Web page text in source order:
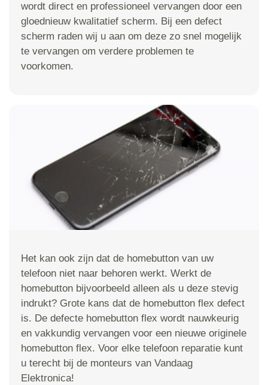
wordt direct en professioneel vervangen door een
gloednieuw kwalitatief scherm. Bij een defect
scherm raden wij u aan om deze zo snel mogelijk
te vervangen om verdere problemen te
voorkomen.
Het kan ook zijn dat de homebutton van uw
telefoon niet naar behoren werkt. Werkt de
homebutton bijvoorbeeld alleen als u deze stevig
indrukt? Grote kans dat de homebutton flex defect
is. De defecte homebutton flex wordt nauwkeurig
en vakkundig vervangen voor een nieuwe originele
homebutton flex. Voor elke telefoon reparatie kunt
u terecht bij de monteurs van Vandaag
Elektronica!